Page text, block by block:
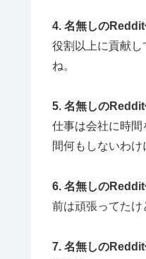
4. 名無しの
役割以上に貢献
ね。
5. 名無しの
仕事は会社に時
間何もしないわけ
6. 名無しの
前は頑張ってたけ
7. 名無しの